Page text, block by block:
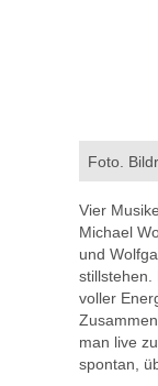
Foto.
Vier
Michael
und
stillstehen.
voller
man live
spontan,